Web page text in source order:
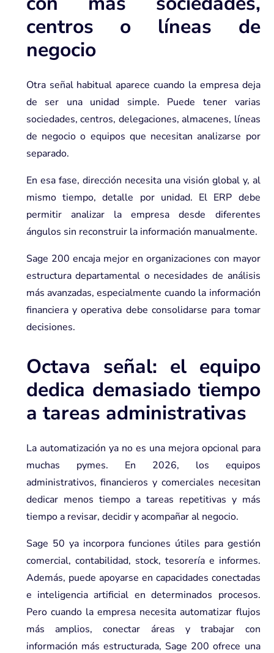
centros o líneas de
negocio
Otra señal habitual aparece cuando la empresa deja
de ser una unidad simple. Puede tener varias
sociedades, centros, delegaciones, almacenes, líneas
de negocio o equipos que necesitan analizarse por
separado.
En esa fase, dirección necesita una visión global y, al
mismo tiempo, detalle por unidad. El ERP debe
permitir analizar la empresa desde diferentes
ángulos sin reconstruir la información manualmente.
Sage 200 encaja mejor en organizaciones con mayor
estructura departamental o necesidades de análisis
más avanzadas, especialmente cuando la información
financiera y operativa debe consolidarse para tomar
decisiones.
Octava señal: el equipo
dedica demasiado tiempo
a tareas administrativas
La automatización ya no es una mejora opcional para
muchas pymes. En 2026, los equipos
administrativos, financieros y comerciales necesitan
dedicar menos tiempo a tareas repetitivas y más
tiempo a revisar, decidir y acompañar al negocio.
Sage 50 ya incorpora funciones útiles para gestión
comercial, contabilidad, stock, tesorería e informes.
Además, puede apoyarse en capacidades conectadas
e inteligencia artificial en determinados procesos.
Pero cuando la empresa necesita automatizar flujos
más amplios, conectar áreas y trabajar con
información más estructurada, Sage 200 ofrece una